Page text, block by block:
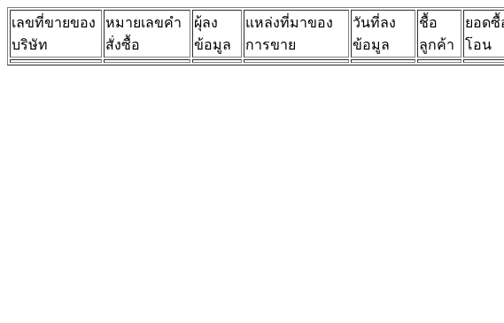
เลขที่ขายของ
บริษัท
หมายเลขคำ
สั่งซื้อ
ผุ้ลง
ข้อมูล
แหล่งที่มาของ
การขาย
วันที่ลง
ข้อมูล
ชื้อ
ลูกค้า
ยอดซื้
โอน